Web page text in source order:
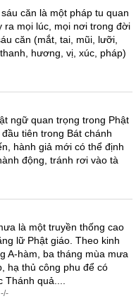
căn là một pháp tu quan
ra mọi lúc, mọi nơi trong đời
căn (mắt, tai, mũi, lưỡi,
hương, vị, xúc, pháp)
ngữ quan trọng trong Phật
tiên trong Bát chánh
hành giả mới có thể định
động, tránh rơi vào tà
là một truyền thống cao
lữ Phật giáo. Theo kinh
A-hàm, ba tháng mùa mưa
hạ thủ công phu để có
quả....